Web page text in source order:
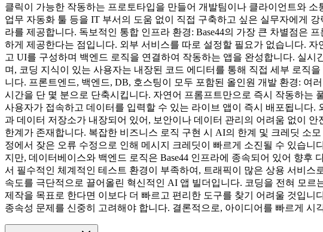
클릭이 가능한 작동하는 프로토타입을 만들어 개발팀이나 클라이언트와
업무 자동화 툴 등을 IT 부서의 도움 없이 직접 구축하고 싶은 실무자에게
라를 제공합니다. 독보적인 통합 인프라 환경: Base44의 가장 큰 차별점은
하게 제공한다는 점입니다. 외부 서비스를 따로 설정할 필요가 없습니다.
고 UI를 구성하며 백엔드 로직을 연결하여 작동하는 앱을 완성합니다. 실
며, 코딩 지식이 있는 사용자는 내장된 코드 에디터를 통해 직접 세부 로직
니다. 프론트엔드, 백엔드, DB, 호스팅이 모두 포함된 올인원 개발 환경: 여
시간을 단 몇 분으로 단축시킵니다. 자연어 프롬프트만으로 즉시 작동하는
사용자가 접속하고 데이터를 입력할 수 있는 라이브 앱이 즉시 배포됩니다
과 데이터 저장소가 내장되어 있어, 보안이나 데이터 관리의 어려움 없이
한계가 존재합니다. 복잡한 비즈니스 로직 구현 시 AI의 한계 및 크레딧 소
정에서 잦은 오류 수정으로 인해 메시지 크레딧이 빠르게 소진될 수 있습
지만, 데이터베이스와 백엔드 로직은 Base44 인프라에 종속되어 있어 향후
서 필수적인 체계적인 테스트 환경이 부족하여, 트래픽이 많은 상용 서비
속도를 극단적으로 끌어올린 혁신적인 AI 앱 빌더입니다. 코딩을 전혀 모
제작을 목표로 한다면 이보다 더 빠르고 편리한 도구를 찾기 어려울 것입
종속성 문제를 신중히 고려해야 합니다. 결론적으로, 아이디어를 빠르게